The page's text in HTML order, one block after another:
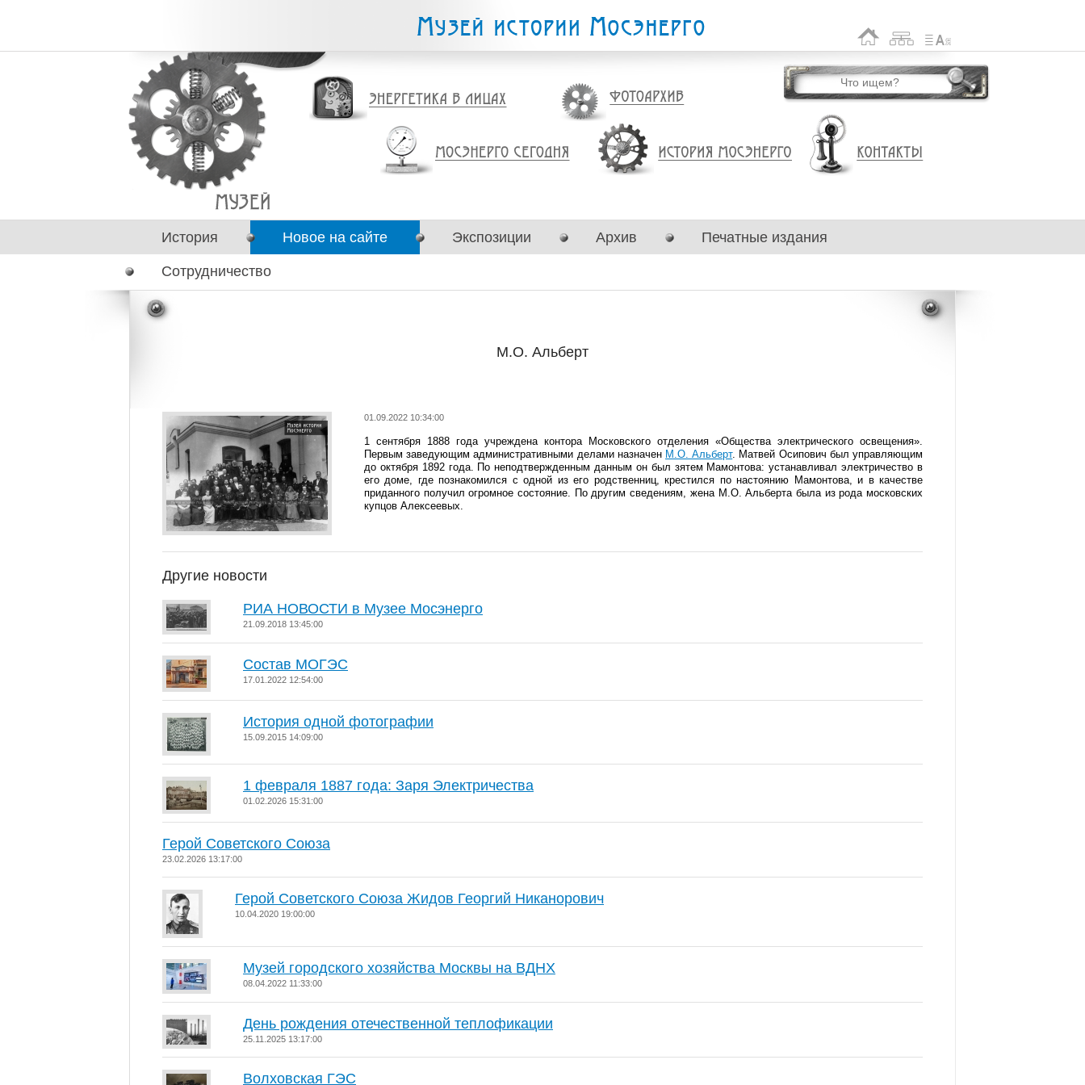
История Новое на сайте Экспозиции Архив Печатные издания
Сотрудничество
М.О. Альберт
01.09.2022 10:34:00
1 сентября 1888 года учреждена контора Московского отделения «Общества электрического освещения».
Первым заведующим административными делами назначен М.О. Альберт. Матвей Осипович был управляющим
до октября 1892 года. По неподтвержденным данным он был зятем Мамонтова: устанавливал электричество в
его доме, где познакомился с одной из его родственниц, крестился по настоянию Мамонтова, и в качестве
приданного получил огромное состояние. По другим сведениям, жена М.О. Альберта была из рода московских
купцов Алексеевых.
Другие новости
РИА НОВОСТИ в Музее Мосэнерго
21.09.2018 13:45:00
Состав МОГЭС
17.01.2022 12:54:00
История одной фотографии
15.09.2015 14:09:00
1 февраля 1887 года: Заря Электричества
01.02.2026 15:31:00
Герой Советского Союза
23.02.2026 13:17:00
Герой Советского Союза Жидов Георгий Никанорович
10.04.2020 19:00:00
Музей городского хозяйства Москвы на ВДНХ
08.04.2022 11:33:00
День рождения отечественной теплофикации
25.11.2025 13:17:00
Волховская ГЭС